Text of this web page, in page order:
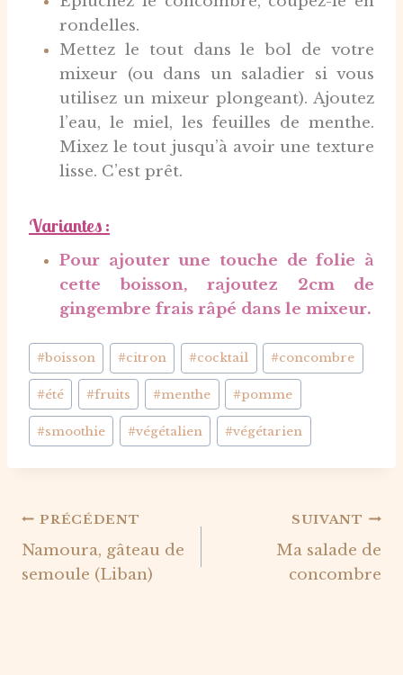
rondelles.
Mettez le tout dans le bol de votre
mixeur (ou dans un saladier si vous
utilisez un mixeur plongeant). Ajoutez
l’eau, le miel, les feuilles de menthe.
Mixez le tout jusqu’à avoir une texture
lisse. C’est prêt.
Variantes :
Pour ajouter une touche de folie à
cette boisson, rajoutez 2cm de
gingembre frais râpé dans le mixeur.
Étiquettes
de
la
publication :
#boisson #citron #cocktail #concombre
#été #fruits #menthe #pomme
#smoothie #végétalien #végétarien
Navigation
de
PRÉCÉDENT
Namoura, gâteau de
semoule (Liban)
SUIVANT
Ma salade de
concombre